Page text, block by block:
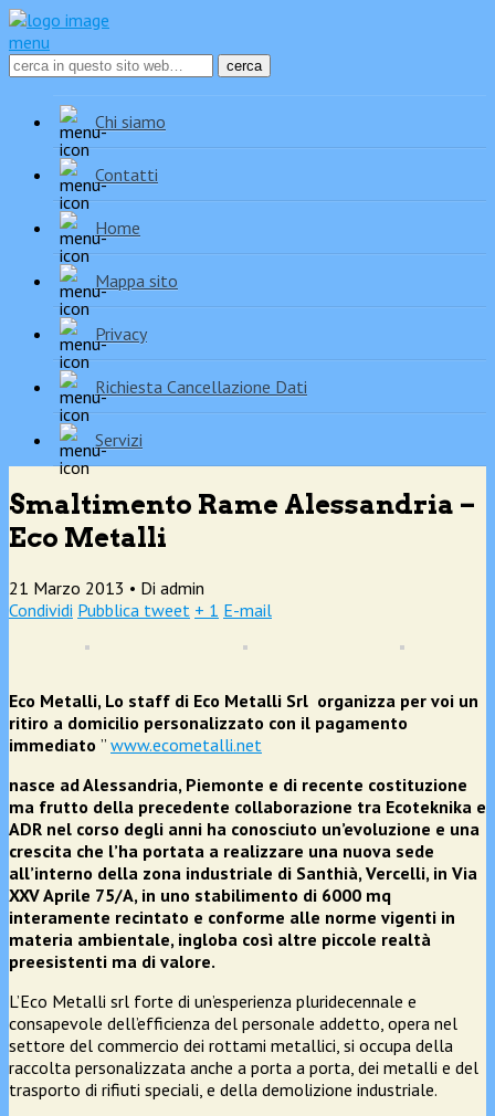
menu
Chi siamo
Contatti
Home
Mappa sito
Privacy
Richiesta Cancellazione Dati
Servizi
Smaltimento Rame Alessandria –
Eco Metalli
21 Marzo 2013 • Di admin
Condividi Pubblica tweet + 1 E-mail
Eco Metalli, Lo staff di Eco Metalli Srl organizza per voi un
ritiro a domicilio personalizzato con il pagamento
immediato ” www.ecometalli.net
nasce ad Alessandria, Piemonte e di recente costituzione
ma frutto della precedente collaborazione tra Ecoteknika e
ADR nel corso degli anni ha conosciuto un’evoluzione e una
crescita che l’ha portata a realizzare una nuova sede
all’interno della zona industriale di Santhià, Vercelli, in Via
XXV Aprile 75/A, in uno stabilimento di 6000 mq
interamente recintato e conforme alle norme vigenti in
materia ambientale, ingloba così altre piccole realtà
preesistenti ma di valore.
L’Eco Metalli srl forte di un’esperienza pluridecennale e
consapevole dell’efficienza del personale addetto, opera nel
settore del commercio dei rottami metallici, si occupa della
raccolta personalizzata anche a porta a porta, dei metalli e del
trasporto di rifiuti speciali, e della demolizione industriale.